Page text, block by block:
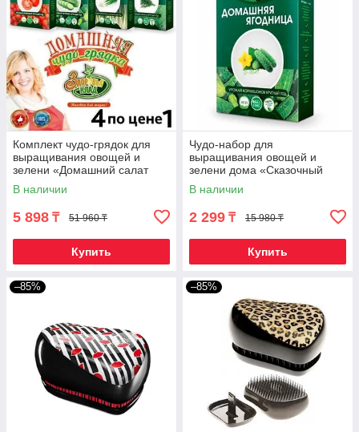
Комплект чудо-грядок для
выращивания овощей и
зелени «Домашний салат
круглый год»
В наличии
5 898 ₸ 51 960 ₸
Купить
Чудо-набор для
выращивания овощей и
зелени дома «Сказочный
огород круглый год» без ГМО
(Корнишоны)
В наличии
2 299 ₸ 15 980 ₸
Купить
–85% –85%